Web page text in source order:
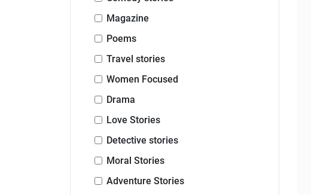
Magazine
Poems
Travel stories
Women Focused
Drama
Love Stories
Detective stories
Moral Stories
Adventure Stories